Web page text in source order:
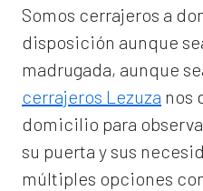
Somos cerrajeros a
disposición aunque
madrugada, aunque
cerrajeros Lezuza nos
domicilio para
su puerta y sus
múltiples opciones